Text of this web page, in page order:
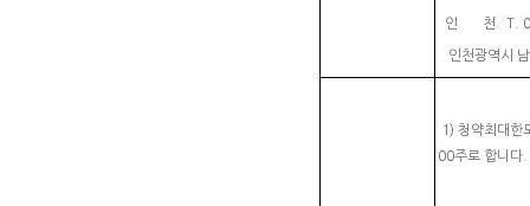
인 천 T.
인천광역시
1) 청약최대한
00주로 합니다.